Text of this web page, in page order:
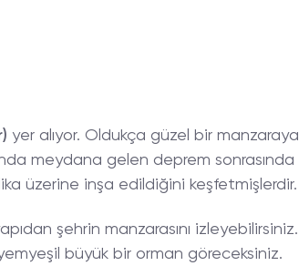
yer alıyor. Oldukça güzel bir manzaraya
meydana gelen deprem sonrasında
üzerine inşa edildiğini keşfetmişlerdir.
şehrin manzarasını izleyebilirsiniz.
yemyeşil büyük bir orman göreceksiniz.